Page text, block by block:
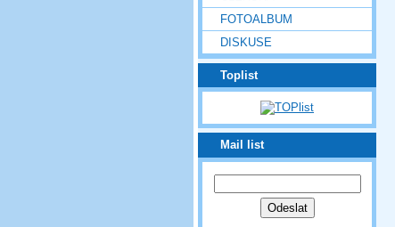
FOTOALBUM
DISKUSE
Toplist
Mail list